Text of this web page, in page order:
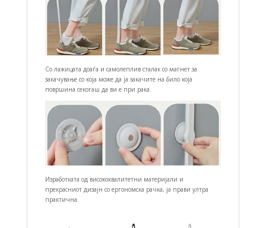
Со лажицата доаѓа и самолеплив сталак со магнет за
закачување со која може да ја закачите на било која
површина секогаш да ви е при рака.
Изработката од висококвалитетни материјали и
прекрасниот дизајн со ергономска рачка, ја прави ултра
практична.